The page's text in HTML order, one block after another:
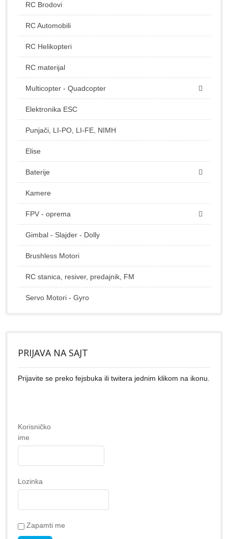
RC Brodovi
RC Automobili
RC Helikopteri
RC materijal
Multicopter - Quadcopter
Elektronika ESC
Punjači, LI-PO, LI-FE, NIMH
Elise
Baterije
Kamere
FPV - oprema
Gimbal - Slajder - Dolly
Brushless Motori
RC stanica, resiver, predajnik, FM
Servo Motori - Gyro
PRIJAVA NA SAJT
Prijavite se preko fejsbuka ili twitera jednim klikom na ikonu.
Korisničko
ime
Lozinka
Zapamti me